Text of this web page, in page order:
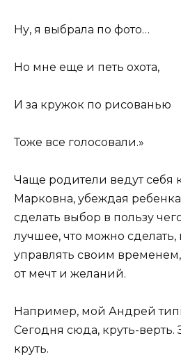
Ну, я выбрала по фото…
Но мне еще и петь охота,
И за кружок по рисованью
Тоже все голосовали.»
Чаще родители ведут себя
Марковна, убеждая
сделать выбор в пользу
лучшее, что можно сделать,
управлять своим временем,
от мечт и желаний.
Например, мой Андрей
Сегодня сюда, круть-верть.
круть.